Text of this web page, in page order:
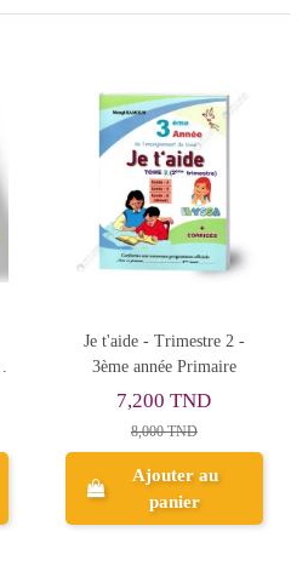
Je t'aide - Trimestre 2 -
3ème année Primaire
7,200 TND
8,000 TND
Ajouter au
panier